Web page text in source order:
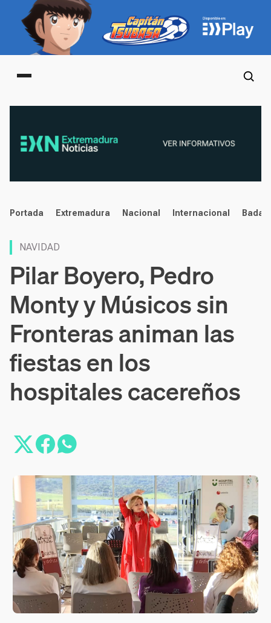
Main menu
noticias
Portada Extremadura Nacional Internacional
NAVIDAD
Pilar Boyero, Pedro
Monty y Músicos sin
Fronteras animan las
fiestas en los
hospitales cacereños